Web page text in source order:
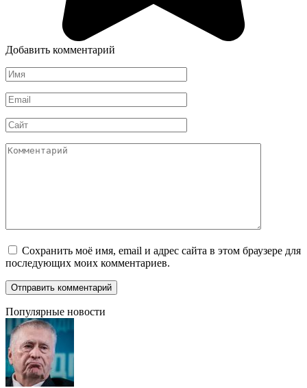
Добавить комментарий
Имя
*
Email
*
Сайт
Комментарий
Сохранить моё имя, email и адрес сайта в этом браузере для
последующих моих комментариев.
Популярные новости